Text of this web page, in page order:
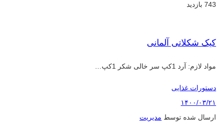
743 بازدید
کیک شکلاتی آلمانی
مواد لازم: آرد 1کپ سر خالی شکر 1کپ…
دستورات غذایی
۱۴۰۰/۰۳/۲۱
ارسال شده توسط مدیریت